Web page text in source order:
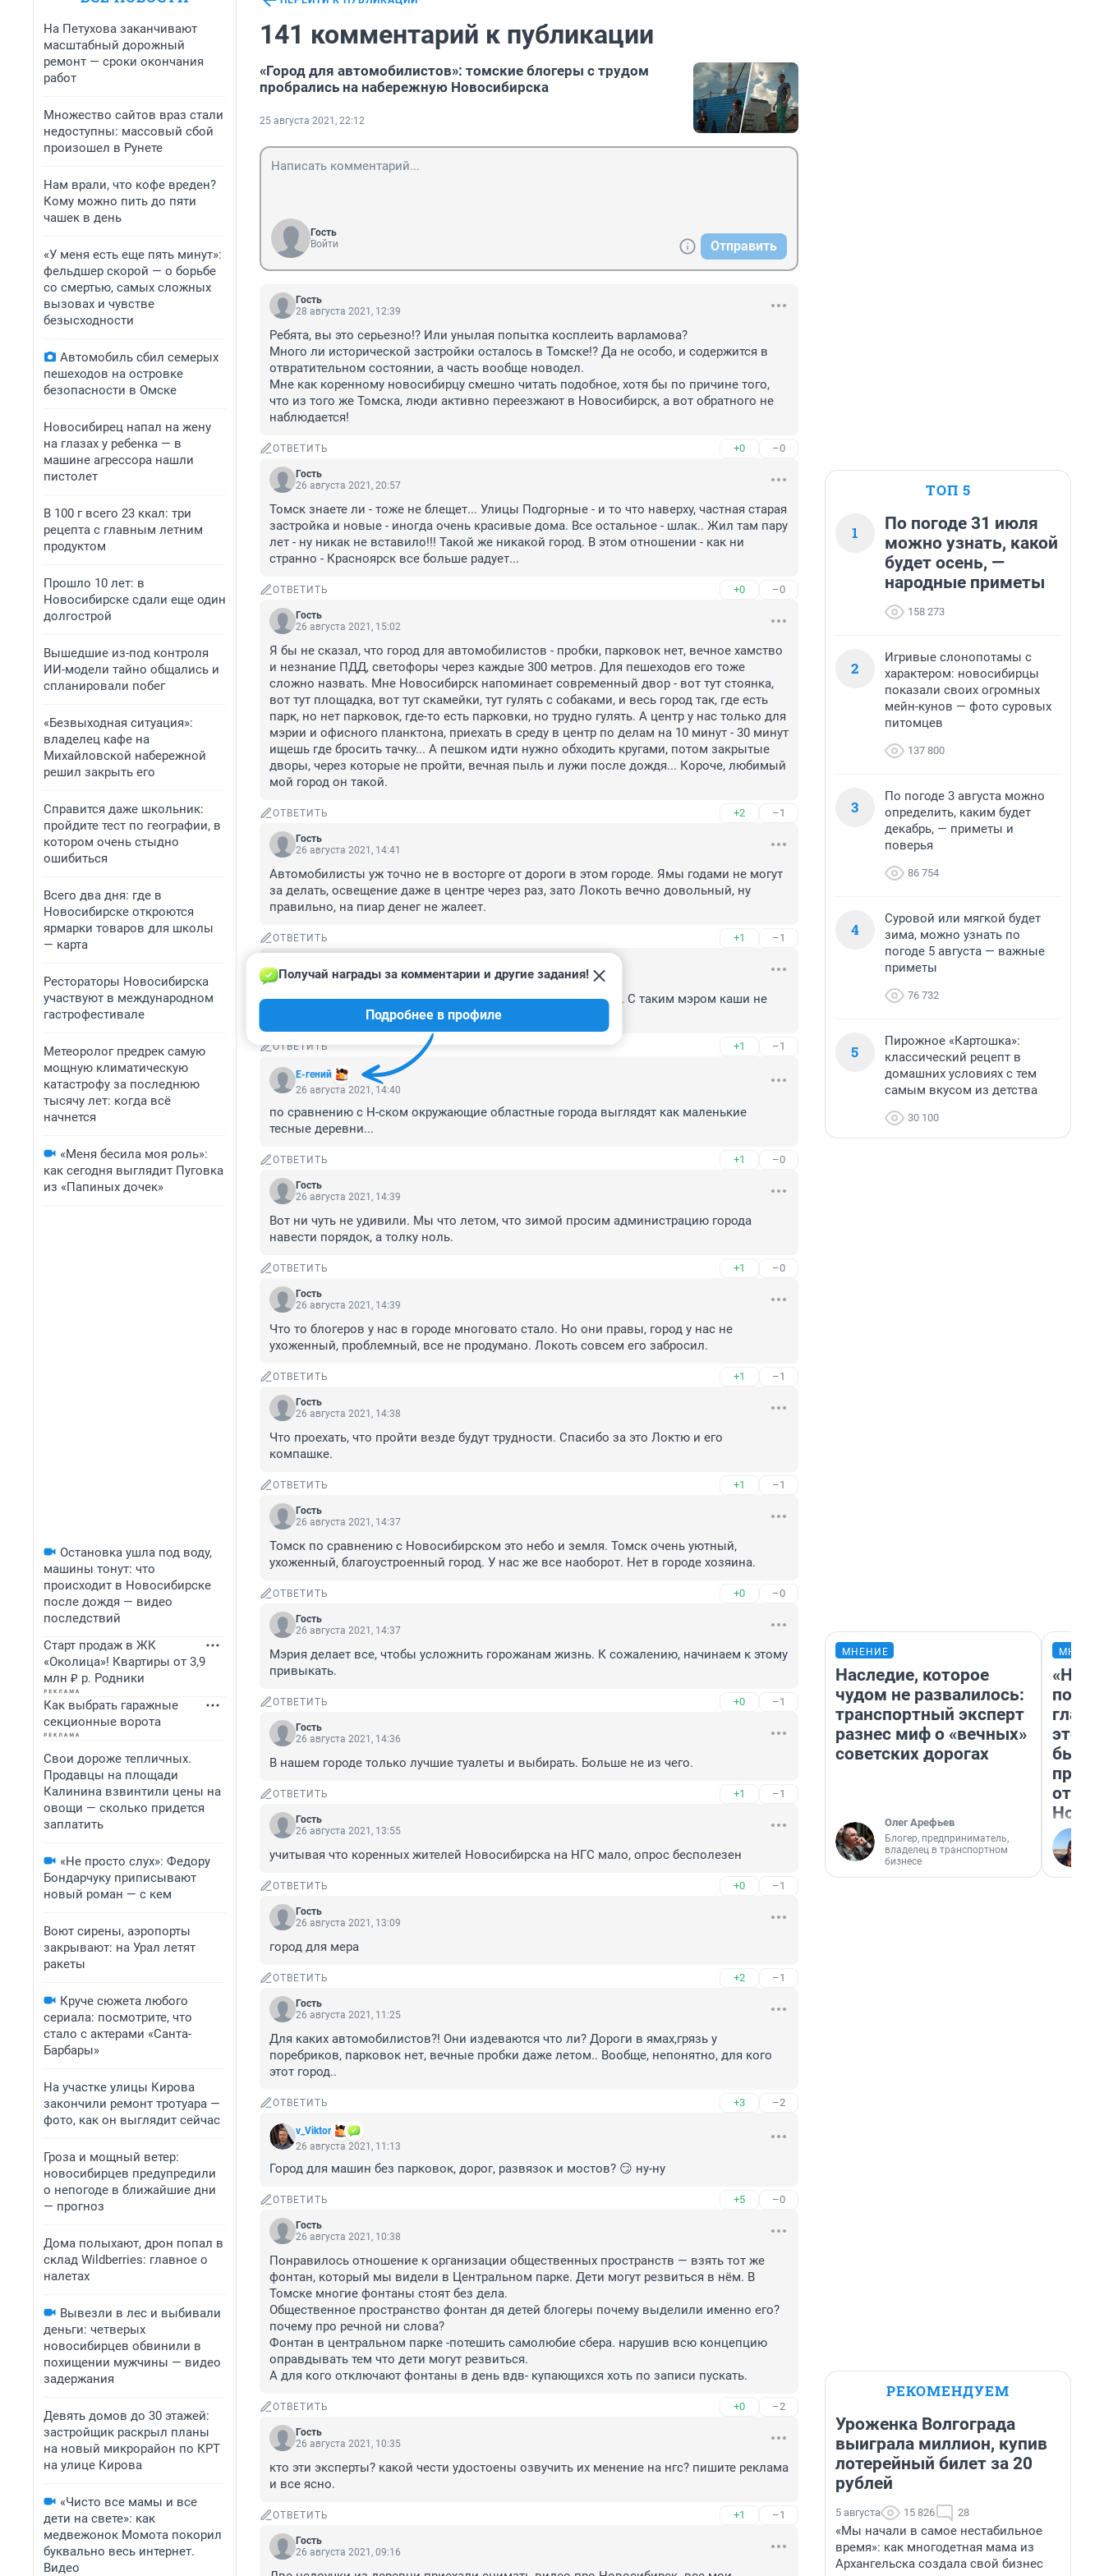
На Петухова заканчивают
масштабный дорожный
ремонт — сроки окончания
работ
Множество сайтов враз стали
недоступны: массовый сбой
произошел в Рунете
Нам врали, что кофе вреден?
Кому можно пить до пяти
чашек в день
«У меня есть еще пять минут»:
фельдшер скорой — о борьбе
со смертью, самых сложных
вызовах и чувстве
безысходности
Автомобиль сбил семерых
пешеходов на островке
безопасности в Омске
Новосибирец напал на жену
на глазах у ребенка — в
машине агрессора нашли
пистолет
В 100 г всего 23 ккал: три
рецепта с главным летним
продуктом
Прошло 10 лет: в
Новосибирске сдали еще один
долгострой
Вышедшие из-под контроля
ИИ-модели тайно общались и
спланировали побег
«Безвыходная ситуация»:
владелец кафе на
Михайловской набережной
решил закрыть его
Справится даже школьник:
пройдите тест по географии, в
котором очень стыдно
ошибиться
Всего два дня: где в
Новосибирске откроются
ярмарки товаров для школы
— карта
Рестораторы Новосибирска
участвуют в международном
гастрофестивале
Метеоролог предрек самую
мощную климатическую
катастрофу за последнюю
тысячу лет: когда всё
начнется
«Меня бесила моя роль»:
как сегодня выглядит Пуговка
из «Папиных дочек»
Остановка ушла под воду,
машины тонут: что
происходит в Новосибирске
после дождя — видео
последствий
Старт продаж в ЖК
«Околица»! Квартиры от 3,9
млн ₽ р. Родники
Как выбрать гаражные
секционные ворота
Свои дороже тепличных.
Продавцы на площади
Калинина взвинтили цены на
овощи — сколько придется
заплатить
«Не просто слух»: Федору
Бондарчуку приписывают
новый роман — с кем
Воют сирены, аэропорты
закрывают: на Урал летят
ракеты
Круче сюжета любого
сериала: посмотрите, что
стало с актерами «Санта-
Барбары»
На участке улицы Кирова
закончили ремонт тротуара —
фото, как он выглядит сейчас
Гроза и мощный ветер:
новосибирцев предупредили
о непогоде в ближайшие дни
— прогноз
Дома полыхают, дрон попал в
склад Wildberries: главное о
налетах
Вывезли в лес и выбивали
деньги: четверых
новосибирцев обвинили в
похищении мужчины — видео
задержания
Девять домов до 30 этажей:
застройщик раскрыл планы
на новый микрорайон по КРТ
на улице Кирова
«Чисто все мамы и все
дети на свете»: как
медвежонок Момота покорил
буквально весь интернет.
Видео
141 комментарий к публикации
«Город для автомобилистов»: томские блогеры с трудом
пробрались на набережную Новосибирска
25 августа 2021, 22:12
Гость
Войти
Отправить
Гость
28 августа 2021, 12:39
Ребята, вы это серьезно!? Или унылая попытка косплеить варламова?
Много ли исторической застройки осталось в Томске!? Да не особо, и содержится в
отвратительном состоянии, а часть вообще новодел.
Мне как коренному новосибирцу смешно читать подобное, хотя бы по причине того,
что из того же Томска, люди активно переезжают в Новосибирск, а вот обратного не
наблюдается!
ОТВЕТИТЬ +0 –0
Гость
26 августа 2021, 20:57
Томск знаете ли - тоже не блещет... Улицы Подгорные - и то что наверху, частная старая
застройка и новые - иногда очень красивые дома. Все остальное - шлак.. Жил там пару
лет - ну никак не вставило!!! Такой же никакой город. В этом отношении - как ни
странно - Красноярск все больше радует...
ОТВЕТИТЬ +0 –0
Гость
26 августа 2021, 15:02
Я бы не сказал, что город для автомобилистов - пробки, парковок нет, вечное хамство
и незнание ПДД, светофоры через каждые 300 метров. Для пешеходов его тоже
сложно назвать. Мне Новосибирск напоминает современный двор - вот тут стоянка,
вот тут площадка, вот тут скамейки, тут гулять с собаками, и весь город так, где есть
парк, но нет парковок, где-то есть парковки, но трудно гулять. А центр у нас только для
мэрии и офисного планктона, приехать в среду в центр по делам на 10 минут - 30 минут
ищешь где бросить тачку... А пешком идти нужно обходить кругами, потом закрытые
дворы, через которые не пройти, вечная пыль и лужи после дождя... Короче, любимый
мой город он такой.
ОТВЕТИТЬ +2 –1
Гость
26 августа 2021, 14:41
Автомобилисты уж точно не в восторге от дороги в этом городе. Ямы годами не могут
за делать, освещение даже в центре через раз, зато Локоть вечно довольный, ну
правильно, на пиар денег не жалеет.
ОТВЕТИТЬ +1 –1
26 августа 2021, 14:40
Город ни для кого, ни для автомобилистов, ни для жителей. С таким мэром каши не
ОТВЕТИТЬ +1 –1
Е-гений
Получай награды за комментарии и другие задания!
Подробнее в профиле
26 августа 2021, 14:40
по сравнению с Н-ском окружающие областные города выглядят как маленькие
тесные деревни...
ОТВЕТИТЬ +1 –0
Гость
26 августа 2021, 14:39
Вот ни чуть не удивили. Мы что летом, что зимой просим администрацию города
навести порядок, а толку ноль.
ОТВЕТИТЬ +1 –0
Гость
26 августа 2021, 14:39
Что то блогеров у нас в городе многовато стало. Но они правы, город у нас не
ухоженный, проблемный, все не продумано. Локоть совсем его забросил.
ОТВЕТИТЬ +1 –1
Гость
26 августа 2021, 14:38
Что проехать, что пройти везде будут трудности. Спасибо за это Локтю и его
компашке.
ОТВЕТИТЬ +1 –1
Гость
26 августа 2021, 14:37
Томск по сравнению с Новосибирском это небо и земля. Томск очень уютный,
ухоженный, благоустроенный город. У нас же все наоборот. Нет в городе хозяина.
ОТВЕТИТЬ +0 –0
Гость
26 августа 2021, 14:37
Мэрия делает все, чтобы усложнить горожанам жизнь. К сожалению, начинаем к этому
привыкать.
ОТВЕТИТЬ +0 –1
Гость
26 августа 2021, 14:36
В нашем городе только лучшие туалеты и выбирать. Больше не из чего.
ОТВЕТИТЬ +1 –1
Гость
26 августа 2021, 13:55
учитывая что коренных жителей Новосибирска на НГС мало, опрос бесполезен
ОТВЕТИТЬ +0 –1
Гость
26 августа 2021, 13:09
город для мера
ОТВЕТИТЬ +2 –1
Гость
26 августа 2021, 11:25
Для каких автомобилистов?! Они издеваются что ли? Дороги в ямах,грязь у
поребриков, парковок нет, вечные пробки даже летом.. Вообще, непонятно, для кого
этот город..
ОТВЕТИТЬ +3 –2
v_Viktor
26 августа 2021, 11:13
Город для машин без парковок, дорог, развязок и мостов? 😏 ну-ну
ОТВЕТИТЬ +5 –0
Гость
26 августа 2021, 10:38
Понравилось отношение к организации общественных пространств — взять тот же
фонтан, который мы видели в Центральном парке. Дети могут резвиться в нём. В
Томске многие фонтаны стоят без дела.
Общественное пространство фонтан дя детей блогеры почему выделили именно его?
почему про речной ни слова?
Фонтан в центральном парке -потешить самолюбие сбера. нарушив всю концепцию
оправдывать тем что дети могут резвиться.
А для кого отключают фонтаны в день вдв- купающихся хоть по записи пускать.
ОТВЕТИТЬ +0 –2
Гость
26 августа 2021, 10:35
кто эти эксперты? какой чести удостоены озвучить их менение на нгс? пишите реклама
и все ясно.
ОТВЕТИТЬ +1 –1
Гость
26 августа 2021, 09:16
ТОП 5
1
По погоде 31 июля
можно узнать, какой
будет осень, —
народные приметы
158 273
2
Игривые слонопотамы с
характером: новосибирцы
показали своих огромных
мейн-кунов — фото суровых
питомцев
137 800
3
По погоде 3 августа можно
определить, каким будет
декабрь, — приметы и
поверья
86 754
4
Суровой или мягкой будет
зима, можно узнать по
погоде 5 августа — важные
приметы
76 732
5
Пирожное «Картошка»:
классический рецепт в
домашних условиях с тем
самым вкусом из детства
30 100
МНЕНИЕ
Наследие, которое
чудом не развалилось:
транспортный эксперт
разнес миф о «вечных»
советских дорогах
Олег Арефьев
Блогер, предприниматель,
владелец в транспортном
бизнесе
этого
бьет
РЕКОМЕНДУЕМ
Уроженка Волгограда
выиграла миллион, купив
лотерейный билет за 20
рублей
5 августа 15 826 28
«Мы начали в самое нестабильное
время»: как многодетная мама из
Архангельска создала свой бизнес